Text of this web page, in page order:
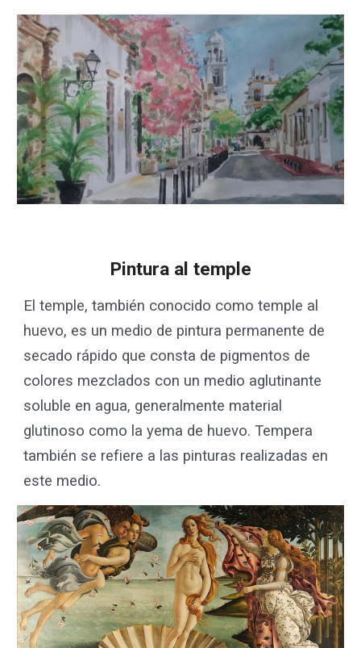
Pintura al temple
El temple, también conocido como temple al
huevo, es un medio de pintura permanente de
secado rápido que consta de pigmentos de
colores mezclados con un medio aglutinante
soluble en agua, generalmente material
glutinoso como la yema de huevo. Tempera
también se refiere a las pinturas realizadas en
este medio.